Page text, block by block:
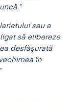
sau a
să elibereze
desfăşurată
în